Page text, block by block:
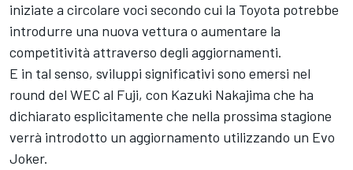
iniziate a circolare voci secondo cui la Toyota potrebbe
introdurre una nuova vettura o aumentare la
competitività attraverso degli aggiornamenti.
E in tal senso, sviluppi significativi sono emersi nel
round del WEC al Fuji, con Kazuki Nakajima che ha
dichiarato esplicitamente che nella prossima stagione
verrà introdotto un aggiornamento utilizzando un Evo
Joker.